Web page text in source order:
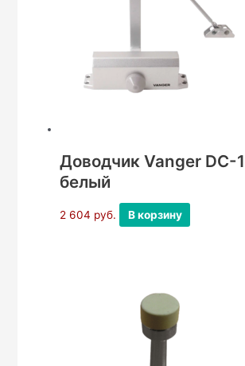
Доводчик Vanger DC-
белый
2 604 руб. В корзину